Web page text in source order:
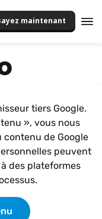
maintenant
tiers Google.
», vous nous
de Google
peuvent
des plateformes